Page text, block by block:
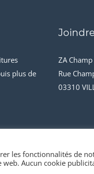
plus de
ZA
Rue
03310
les fonctionnalités de
Aucun cookie